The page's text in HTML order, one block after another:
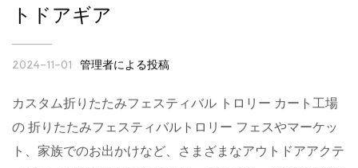
トドアギア
2024-11-01 管理者による投稿
カスタム折りたたみフェスティバル トロリー カート工場
の 折りたたみフェスティバルトロリー フェスやマーケッ
ト、家族でのお出かけなど、さまざまなアウトドアアクテ